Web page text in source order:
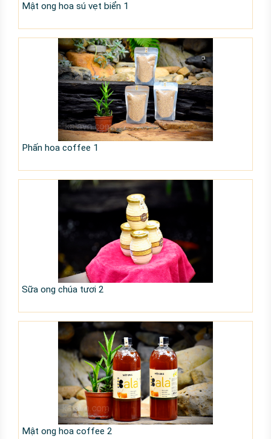
Mật ong hoa sú vẹt biển 1
Phấn hoa coffee 1
Sữa ong chúa tươi 2
Mật ong hoa coffee 2